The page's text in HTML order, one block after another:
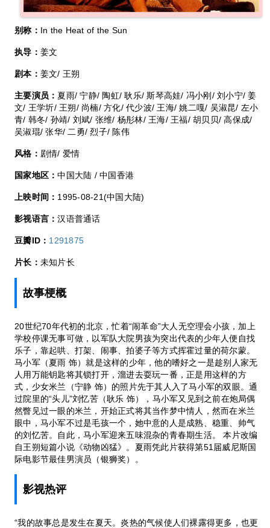
别称： In the Heat of the Sun
执导： 姜文
剧本： 姜文/ 王朔
主要演员： 夏雨/ 宁静/ 陶虹/ 耿乐/ 斯琴高娃/ 冯小刚/ 刘小宁/ 姜
文/ 王学圻/ 王朔/ 尚楠/ 方化/ 代少波/ 王海/ 姚二嘎/ 吴淑昆/ 左小
青/ 韩冬/ 孙靖/ 刘斌/ 张维/ 杨彤林/ 王海/ 王福/ 胡贝贝/ 高保成/
吴淑琨/ 张华/ 二勇/ 烈子/ 陈伟
风格： 剧情/ 爱情
国家地区：中国大陆 / 中国香港
上映时间： 1995-08-21(中国大陆)
影视语言：汉语普通话
豆瓣ID： 1291875
片长： 未知片长
故事梗概
20世纪70年代初的北京，忙着“闹革命”大人无空理会小孩，加上
学校停课无事可做，以军队大院男孩为突出代表的少年人便自找
乐子，靠起哄、打架、闹事、拍婆子等方式挥霍过量的荷尔蒙。
马小军（夏雨 饰）就是这样的少年，他的嗜好之一是趁别人家无
人用万能钥匙将其锁打开，溜进去耍玩一番，正是用这样的方
式，少女米兰（宁静 饰）的照片先于其人入了马小军的双眼。通
过院里的“头儿”刘忆苦（耿乐 饰），马小军又见到之前在炮局偶
然瞥见过一眼的米兰，开始正式将其当作梦中情人，然而在米兰
眼中，马小军不过是毛孩一个，她中意的人是成熟、稳重、帅气
的刘忆苦。自此，马小军迎来五味混杂的青春期生活。 本片改编
自王朔短篇小说《动物凶猛》。夏雨凭此片获得第51届威尼斯国
际电影节最佳男演员（银狮奖）。
影视热评
“我的故事总是发生在夏天。炎热的气候使人们裸露得更多，也更